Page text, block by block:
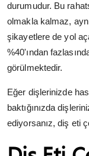
durumudur. Bu
olmakla kalmaz,
şikayetlere de yol
%40'ından
görülmektedir.
Eğer dişlerinizde
baktığınızda
ediyorsanız, diş eti